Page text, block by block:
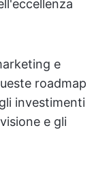
e
roadmap
investimenti
e gli